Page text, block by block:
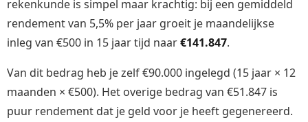
rekenkunde is simpel maar krachtig: bij een gemiddeld
rendement van 5,5% per jaar groeit je maandelijkse
inleg van €500 in 15 jaar tijd naar€141.847.
Van dit bedrag heb je zelf €90.000 ingelegd (15 jaar × 12
maanden × €500). Het overige bedrag van €51.847 is
puur rendement dat je geld voor je heeft gegenereerd.